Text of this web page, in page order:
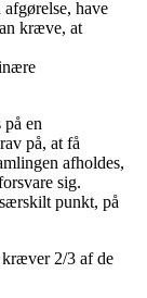
have
kræve, at
en
på, at få
afholdes,
sig.
punkt, på
kræver 2/3 af de